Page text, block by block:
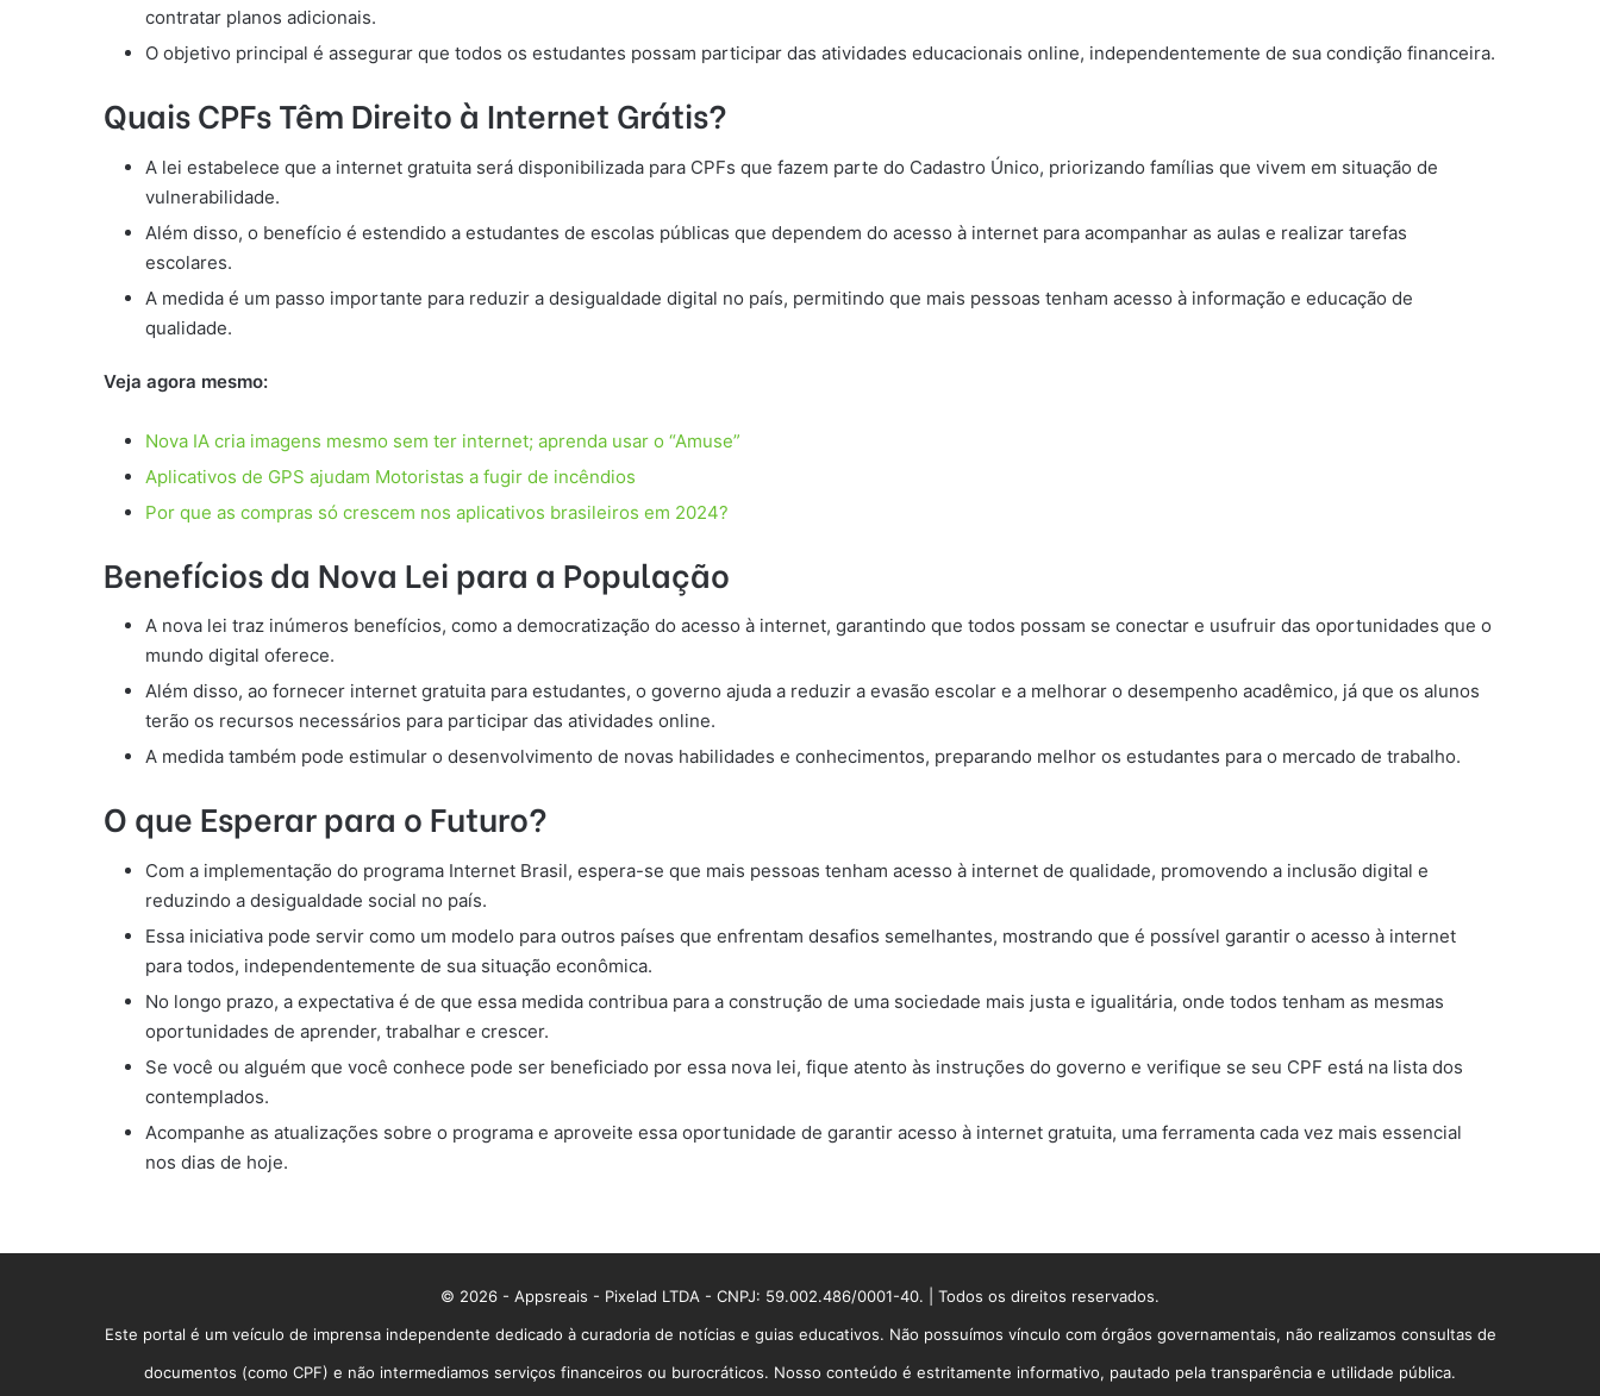
contratar planos adicionais.
O objetivo principal é assegurar que todos os estudantes possam participar das atividades educacionais online, independentemente de sua condição financeira.
Quais CPFs Têm Direito à Internet Grátis?
A lei estabelece que a internet gratuita será disponibilizada para CPFs que fazem parte do Cadastro Único, priorizando famílias que vivem em situação de
vulnerabilidade.
Além disso, o benefício é estendido a estudantes de escolas públicas que dependem do acesso à internet para acompanhar as aulas e realizar tarefas
escolares.
A medida é um passo importante para reduzir a desigualdade digital no país, permitindo que mais pessoas tenham acesso à informação e educação de
qualidade.
Veja agora mesmo:
Nova IA cria imagens mesmo sem ter internet; aprenda usar o “Amuse”
Aplicativos de GPS ajudam Motoristas a fugir de incêndios
Por que as compras só crescem nos aplicativos brasileiros em 2024?
Benefícios da Nova Lei para a População
A nova lei traz inúmeros benefícios, como a democratização do acesso à internet, garantindo que todos possam se conectar e usufruir das oportunidades que o
mundo digital oferece.
Além disso, ao fornecer internet gratuita para estudantes, o governo ajuda a reduzir a evasão escolar e a melhorar o desempenho acadêmico, já que os alunos
terão os recursos necessários para participar das atividades online.
A medida também pode estimular o desenvolvimento de novas habilidades e conhecimentos, preparando melhor os estudantes para o mercado de trabalho.
O que Esperar para o Futuro?
Com a implementação do programa Internet Brasil, espera-se que mais pessoas tenham acesso à internet de qualidade, promovendo a inclusão digital e
reduzindo a desigualdade social no país.
Essa iniciativa pode servir como um modelo para outros países que enfrentam desafios semelhantes, mostrando que é possível garantir o acesso à internet
para todos, independentemente de sua situação econômica.
No longo prazo, a expectativa é de que essa medida contribua para a construção de uma sociedade mais justa e igualitária, onde todos tenham as mesmas
oportunidades de aprender, trabalhar e crescer.
Se você ou alguém que você conhece pode ser beneficiado por essa nova lei, fique atento às instruções do governo e verifique se seu CPF está na lista dos
contemplados.
Acompanhe as atualizações sobre o programa e aproveite essa oportunidade de garantir acesso à internet gratuita, uma ferramenta cada vez mais essencial
nos dias de hoje.
© 2026 - Appsreais - Pixelad LTDA - CNPJ: 59.002.486/0001-40. | Todos os direitos reservados.
Este portal é um veículo de imprensa independente dedicado à curadoria de notícias e guias educativos. Não possuímos vínculo com órgãos governamentais, não realizamos consultas de
documentos (como CPF) e não intermediamos serviços financeiros ou burocráticos. Nosso conteúdo é estritamente informativo, pautado pela transparência e utilidade pública.